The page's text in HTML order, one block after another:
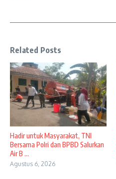
Related Posts
Hadir untuk Masyarakat, TNI
Bersama Polri dan BPBD Salurkan
Air B ...
Agustus 6, 2026